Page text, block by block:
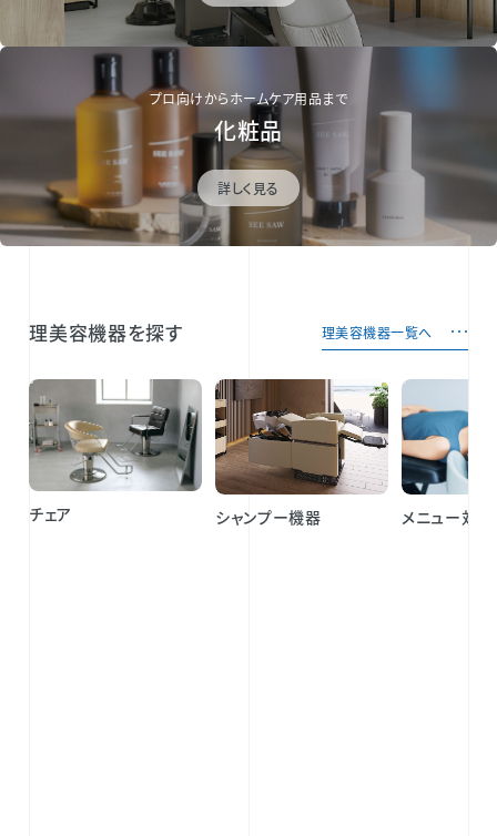
プロ向けからホームケア用品まで
化粧品
詳しく見る
理美容機器を探す 理美容機器一覧へ
チェア シャンプー機器 メニュー対